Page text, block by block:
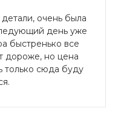
очень была
день уже
быстренько все
дороже, но цена
только сюда буду